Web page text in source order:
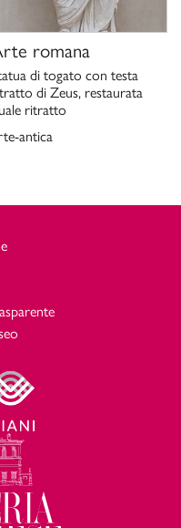
romana
di togato con testa
di Zeus, restaurata
ritratto
antica